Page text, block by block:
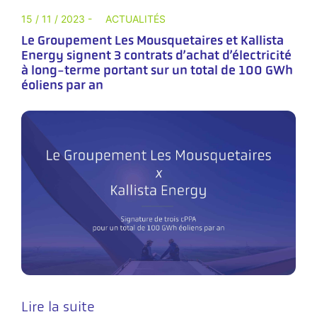
15 / 11 / 2023 - ACTUALITÉS
Le Groupement Les Mousquetaires et Kallista
Energy signent 3 contrats d’achat d’électricité
à long-terme portant sur un total de 100 GWh
éoliens par an
Lire la suite